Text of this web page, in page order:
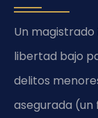
Un magistrado
libertad bajo
delitos
asegurada